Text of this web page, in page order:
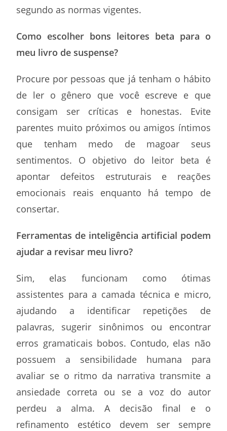
segundo as normas vigentes.
Como escolher bons leitores beta para o
meu livro de suspense?
Procure por pessoas que já tenham o hábito
de ler o gênero que você escreve e que
consigam ser críticas e honestas. Evite
parentes muito próximos ou amigos íntimos
que tenham medo de magoar seus
sentimentos. O objetivo do leitor beta é
apontar defeitos estruturais e reações
emocionais reais enquanto há tempo de
consertar.
Ferramentas de inteligência artificial podem
ajudar a revisar meu livro?
Sim, elas funcionam como ótimas
assistentes para a camada técnica e micro,
ajudando a identificar repetições de
palavras, sugerir sinônimos ou encontrar
erros gramaticais bobos. Contudo, elas não
possuem a sensibilidade humana para
avaliar se o ritmo da narrativa transmite a
ansiedade correta ou se a voz do autor
perdeu a alma. A decisão final e o
refinamento estético devem ser sempre